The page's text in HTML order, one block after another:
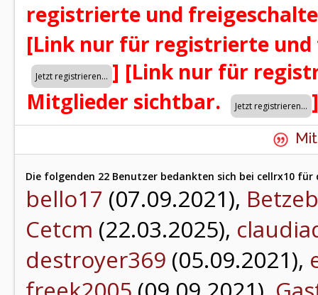
registrierte und
[Link nur für registrierte
] [Link nur für
Mitglieder sichtbar.
]
Die folgenden 22 Benutzer bedankten sich bei cellrx10 für
bello17 (07.09.2021),
Cetcm (22.03.2025),
destroyer369 (05.09.2021),